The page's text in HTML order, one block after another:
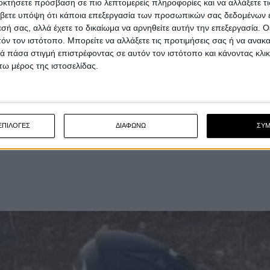
πρόσβαση σε πιο λεπτομερείς πληροφορίες και να αλλάξετε
υπόψη ότι κάποια επεξεργασία των προσωπικών σας δεδομένων
σας, αλλά έχετε το δικαίωμα να αρνηθείτε αυτήν την επεξεργασία.
τον ιστότοπο. Μπορείτε να αλλάξετε τις προτιμήσεις σας ή να
στιγμή επιστρέφοντας σε αυτόν τον ιστότοπο και κάνοντας
μέρος της ιστοσελίδας.
ΔΙΑΦΩΝΩ
και αν βάλουμε στην εξίσωση και την...
είδους αποφάσεις, τότε η ανακοίνωση πως ο
πρόσημο αναμένεται σύντομα. Ωστόσο
γιου του, Chase Ben Cairoli καθώς ο μικρός ο
δεν έχει κάποια άλλη επιλογή σε αυτή την
είναι μονόδρομος όσον αφορά στις
θέλουν το καλύτερο για τα πρώτα τους